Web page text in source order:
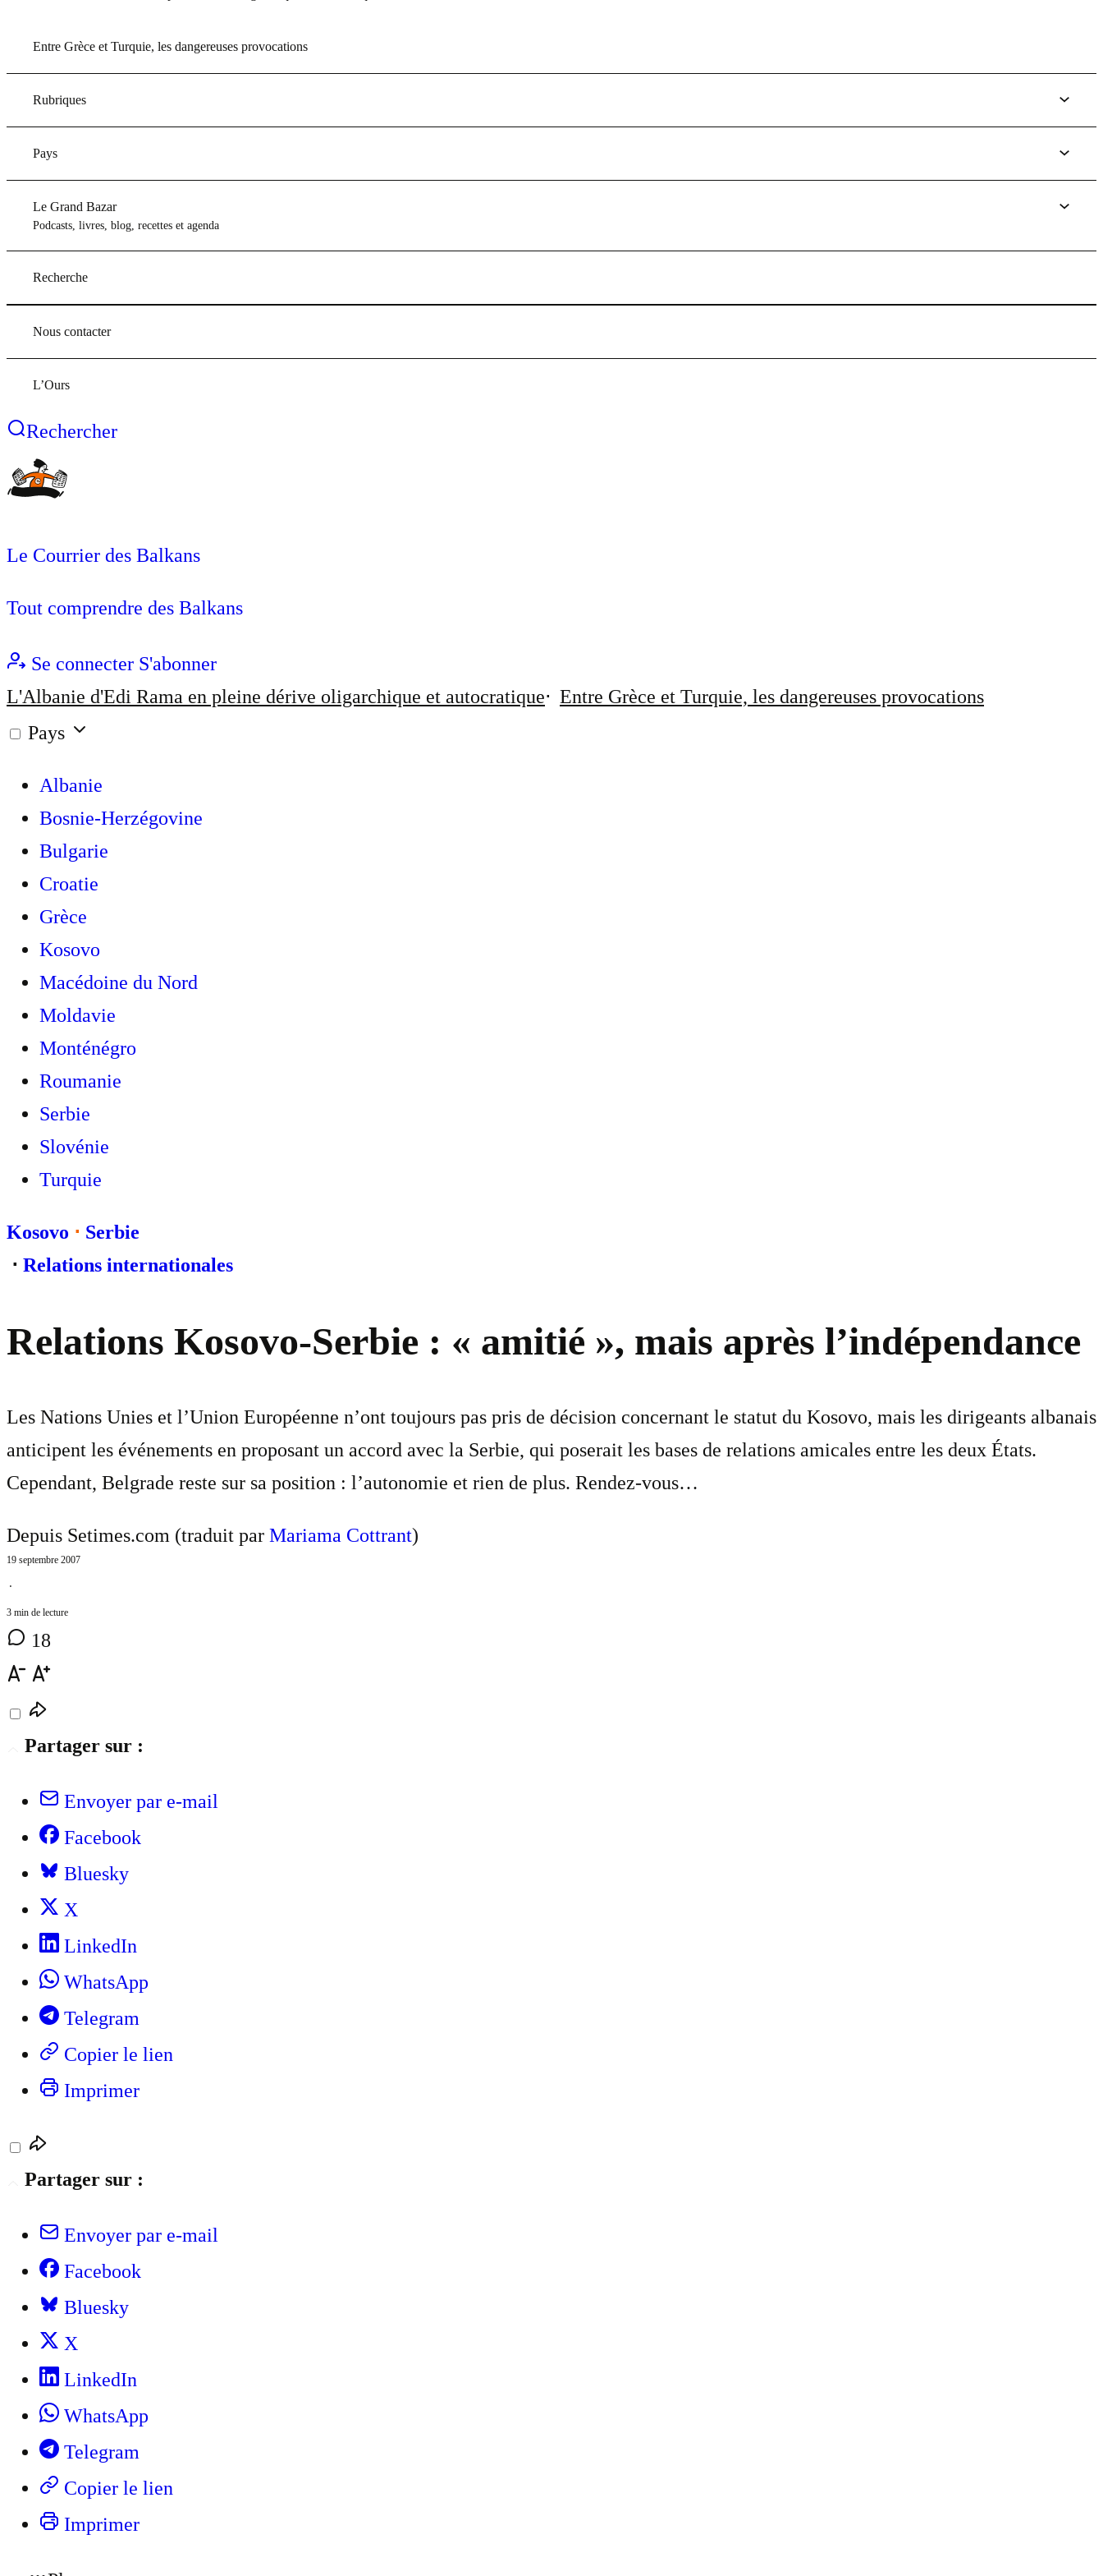
Entre Grèce et Turquie, les dangereuses provocations
Rubriques
Pays
Le Grand Bazar
Podcasts, livres, blog, recettes et agenda
Recherche
Nous contacter
L’Ours
Rechercher
Le Courrier des Balkans
Tout comprendre des Balkans
Se connecter S'abonner
L'Albanie d'Edi Rama en pleine dérive oligarchique et autocratique
Entre Grèce et Turquie, les dangereuses provocations
Pays
Albanie
Bosnie-Herzégovine
Bulgarie
Croatie
Grèce
Kosovo
Macédoine du Nord
Moldavie
Monténégro
Roumanie
Serbie
Slovénie
Turquie
Kosovo ⋅ Serbie
⋅ Relations internationales
Relations Kosovo-Serbie : « amitié », mais après l’indépendance
Les Nations Unies et l’Union Européenne n’ont toujours pas pris de décision concernant le statut du Kosovo, mais les dirigeants albanais
anticipent les événements en proposant un accord avec la Serbie, qui poserait les bases de relations amicales entre les deux États.
Cependant, Belgrade reste sur sa position : l’autonomie et rien de plus. Rendez-vous…
Depuis Setimes.com (traduit par Mariama Cottrant)
19 septembre 2007
⋅
3 min de lecture
18
Partager sur :
Envoyer par e-mail
Facebook
Bluesky
X
LinkedIn
WhatsApp
Telegram
Copier le lien
Imprimer
Partager sur :
Envoyer par e-mail
Facebook
Bluesky
X
LinkedIn
WhatsApp
Telegram
Copier le lien
Imprimer